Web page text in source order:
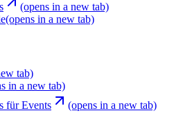
(opens in a new tab)
(opens in a new tab)
tab)
in a new tab)
für Events
(opens in a new tab)